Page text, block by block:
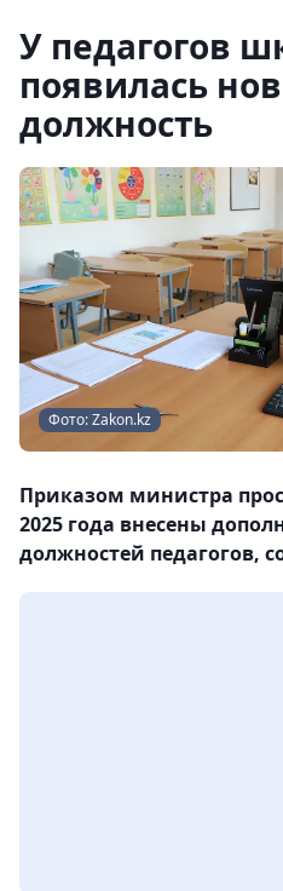
У педагогов
появилась
должность
Фото: Zakon.kz
Приказом министра
2025 года внесены
должностей педагогов,